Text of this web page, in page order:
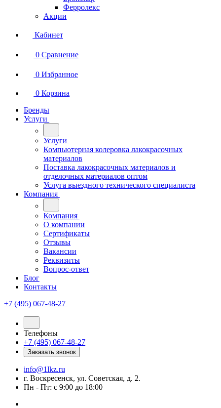
Ферролекс
Акции
Кабинет
0 Сравнение
0 Избранное
0 Корзина
Бренды
Услуги
Услуги
Компьютерная колеровка лакокрасочных
материалов
Поставка лакокрасочных материалов и
отделочных материалов оптом
Услуга выездного технического специалиста
Компания
Компания
О компании
Сертификаты
Отзывы
Вакансии
Реквизиты
Вопрос-ответ
Блог
Контакты
+7 (495) 067-48-27
Телефоны
+7 (495) 067-48-27
Заказать звонок
info@1lkz.ru
г. Воскресенск, ул. Советская, д. 2.
Пн - Пт: с 9:00 до 18:00